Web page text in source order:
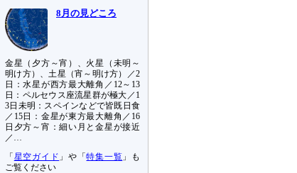
8月の見どころ
金星（夕方～宵）、火星（未明～
明け方）、土星（宵～明け方）／2
日：水星が西方最大離角／12～13
日：ペルセウス座流星群が極大／1
3日未明：スペインなどで皆既日食
／15日：金星が東方最大離角／16
日夕方～宵：細い月と金星が接近
／…
「 星空ガイド 」や「特集一覧 」も
ご覧ください